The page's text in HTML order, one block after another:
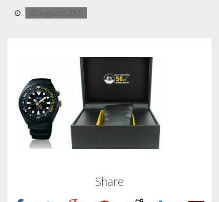
26 augustus 2015
Share